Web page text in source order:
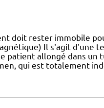
doit rester immobile
Il s'agit d'une
patient allongé dans
qui est totalement